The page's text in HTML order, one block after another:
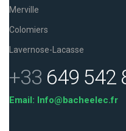
Merville
Colomiers
Lavernose-Lacasse
+33 649 542
Email: Info@bacheelec.fr